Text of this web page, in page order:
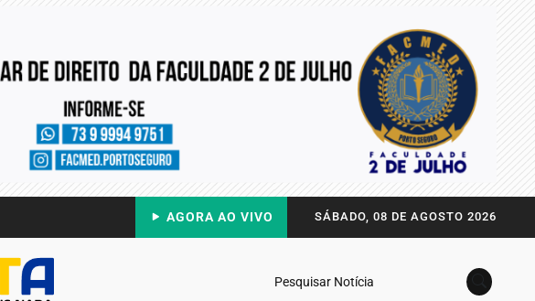
SÁBADO, 08 DE AGOSTO 2026
AGORA AO VIVO
Pesquisar Notícia